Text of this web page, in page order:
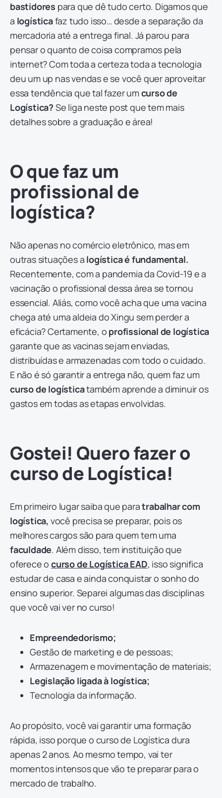
bastidores para que dê tudo certo. Digamos que
a logísticafaz tudo isso… desde a separação da
mercadoria até a entrega final. Já parou para
pensar o quanto de coisa compramos pela
internet? Com toda a certeza toda a tecnologia
deu um up nas vendas e se você quer aproveitar
essa tendência que tal fazer umcurso de
Logística? Se liga neste post que tem mais
detalhes sobre a graduação e área!
O que faz um
profissional de
logística?
Não apenas no comércio eletrônico, mas em
outras situações a logística é fundamental.
Recentemente, com a pandemia da Covid-19 e a
vacinação o profissional dessa área se tornou
essencial. Aliás, como você acha que uma vacina
chega até uma aldeia do Xingu sem perder a
eficácia? Certamente, o profissional de logística
garante que as vacinas sejam enviadas,
distribuídas e armazenadas com todo o cuidado.
E não é só garantir a entrega não, quem faz um
curso de logísticatambém aprende a diminuir os
gastos em todas as etapas envolvidas.
Gostei! Quero fazer o
curso de Logística!
Em primeiro lugar saiba que paratrabalhar com
logística, você precisa se preparar, pois os
melhores cargos são para quem tem uma
faculdade. Além disso, tem instituição que
oferece ocurso de Logística EAD, isso significa
estudar de casa e ainda conquistar o sonho do
ensino superior. Separei algumas das disciplinas
que você vai ver no curso!
Empreendedorismo;
Gestão de marketing e de pessoas;
Armazenagem e movimentação de materiais;
Legislação ligada à logística;
Tecnologia da informação.
Ao propósito, você vai garantir uma formação
rápida, isso porque o curso de Logística dura
apenas 2 anos. Ao mesmo tempo, vai ter
momentos intensos que vão te preparar para o
mercado de trabalho.